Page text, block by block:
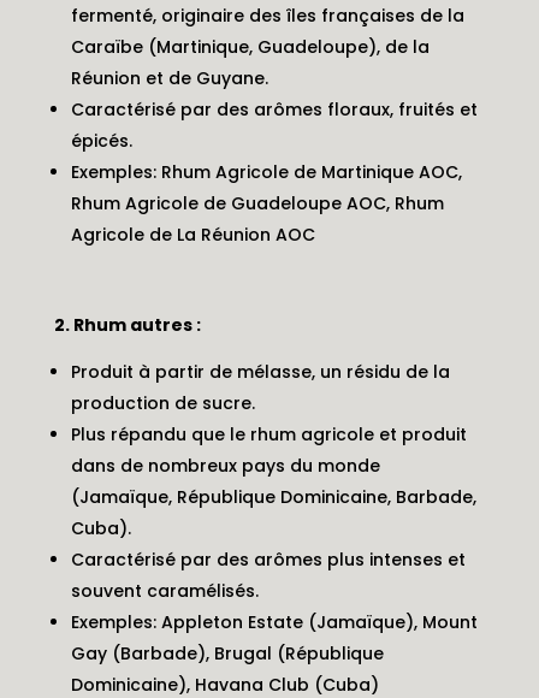
fermenté, originaire des îles françaises de la
Caraïbe (Martinique, Guadeloupe), de la
Réunion et de Guyane.
Caractérisé par des arômes floraux, fruités et
épicés.
Exemples: Rhum Agricole de Martinique AOC,
Rhum Agricole de Guadeloupe AOC, Rhum
Agricole de La Réunion AOC
2. Rhum autres :
Produit à partir de mélasse, un résidu de la
production de sucre.
Plus répandu que le rhum agricole et produit
dans de nombreux pays du monde
(Jamaïque, République Dominicaine, Barbade,
Cuba).
Caractérisé par des arômes plus intenses et
souvent caramélisés.
Exemples: Appleton Estate (Jamaïque), Mount
Gay (Barbade), Brugal (République
Dominicaine), Havana Club (Cuba)